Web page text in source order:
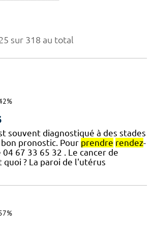
sur 318 au total
souvent diagnostiqué à des stades
pronostic. Pour prendre rendez-
67 33 65 32 . Le cancer de
? La paroi de l'utérus